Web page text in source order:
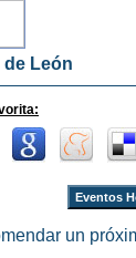
de León
Eventos
un